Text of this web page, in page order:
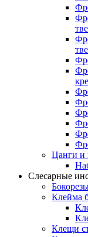
Цанги и
Слесарные
Клейма
Клещи